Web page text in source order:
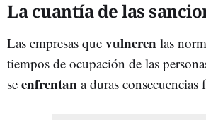
La cuantía de las
Las empresas que vulneren las
tiempos de ocupación de las
se enfrentan a duras consecuencias